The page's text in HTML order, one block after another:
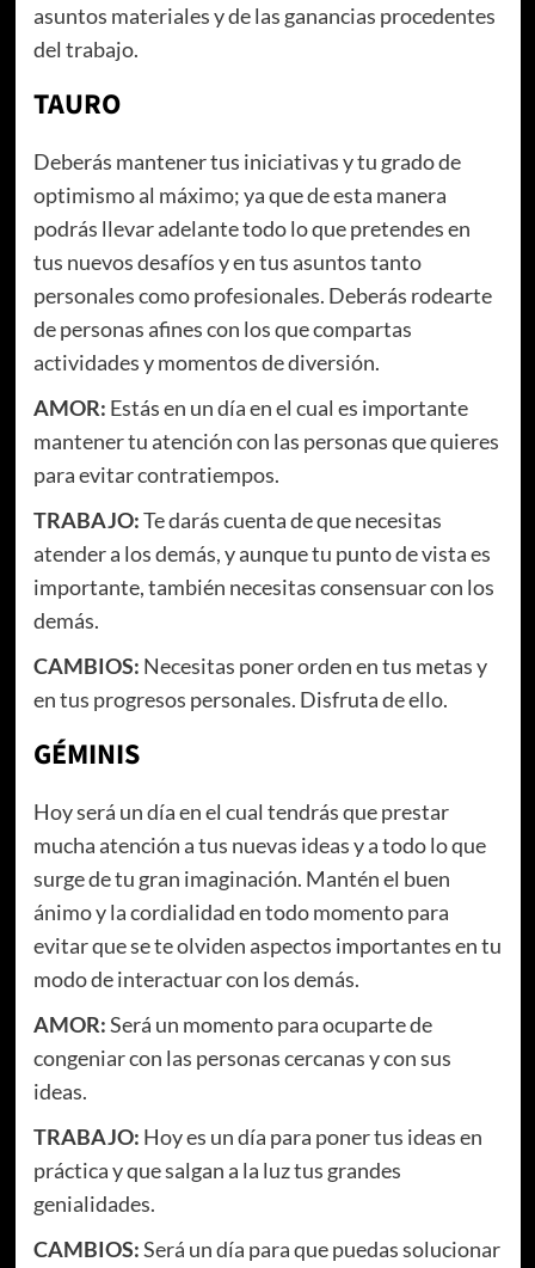
asuntos materiales y de las ganancias procedentes
del trabajo.
TAURO
Deberás mantener tus iniciativas y tu grado de
optimismo al máximo; ya que de esta manera
podrás llevar adelante todo lo que pretendes en
tus nuevos desafíos y en tus asuntos tanto
personales como profesionales. Deberás rodearte
de personas afines con los que compartas
actividades y momentos de diversión.
AMOR: Estás en un día en el cual es importante
mantener tu atención con las personas que quieres
para evitar contratiempos.
TRABAJO:Te darás cuenta de que necesitas
atender a los demás, y aunque tu punto de vista es
importante, también necesitas consensuar con los
demás.
CAMBIOS: Necesitas poner orden en tus metas y
en tus progresos personales. Disfruta de ello.
GÉMINIS
Hoy será un día en el cual tendrás que prestar
mucha atención a tus nuevas ideas y a todo lo que
surge de tu gran imaginación. Mantén el buen
ánimo y la cordialidad en todo momento para
evitar que se te olviden aspectos importantes en tu
modo de interactuar con los demás.
AMOR:Será un momento para ocuparte de
congeniar con las personas cercanas y con sus
ideas.
TRABAJO: Hoy es un día para poner tus ideas en
práctica y que salgan a la luz tus grandes
genialidades.
CAMBIOS:Será un día para que puedas solucionar